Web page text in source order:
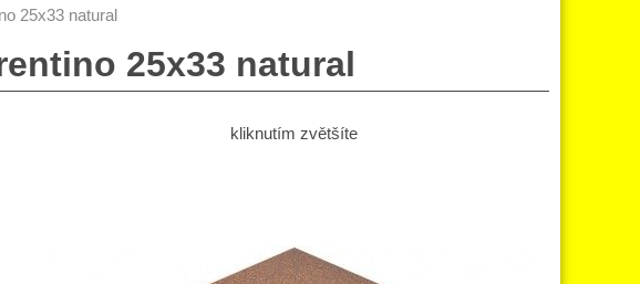
25x33 natural
25x33 natural
kliknutím zvětšíte